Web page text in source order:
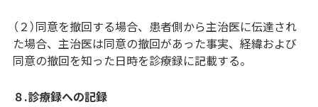
（２）同意を撤回する場合、患者側から主治医に伝達され
た場合、主治医は同意の撤回があった事実、経緯および
同意の撤回を知った日時を診療録に記載する。
８.診療録への記録